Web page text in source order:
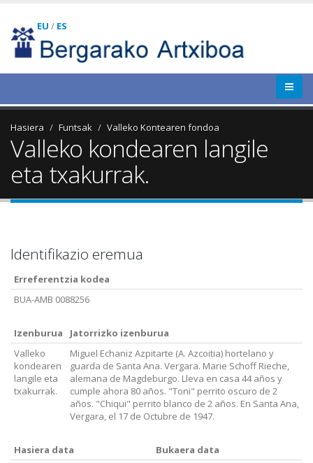
EU / ES
Hasiera Funtsak Valleko Kontearen fondoa
Valleko kondearen langile
eta txakurrak.
Identifikazio eremua
Erreferentzia kodea
BUA-AMB 0088256
Izenburua
Jatorrizko izenburua
Valleko
kondearen
langile eta
txakurrak.
Miguel Echaniz Azpitarte (A. Azcoitia) hortelano y
guarda de Santa Ana. Vergara. Marie Schoff Rieche,
alemana de Magdeburgo. Lleva en casa 44 años y
cumple ahora 80 años. "Toni" perrito oscuro de 2
años. "Chiqui" perrito blanco de 2 años. En Santa Ana,
Vergara, el 17 de Octubre de 1947.
Hasiera data
Bukaera data